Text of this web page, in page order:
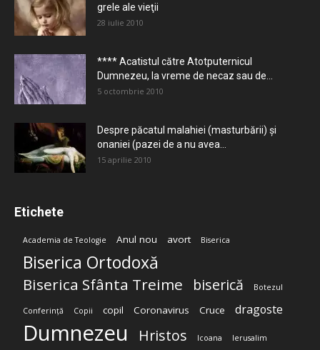
grele ale vieţii
28 iulie 2010
**** Acatistul către Atotputernicul
Dumnezeu, la vreme de necaz sau de...
5 octombrie 2010
Despre păcatul malahiei (masturbării) şi
onaniei (pazei de a nu avea...
15 aprilie 2010
Etichete
Academia de Teologie Anul nou avort Biserica
Biserica Ortodoxă
Biserica Sfânta Treime biserică Botezul
Conferință Copii copil Coronavirus Cruce dragoste
Dumnezeu Hristos Icoana Ierusalim